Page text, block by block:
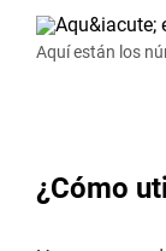
Aquí están los
¿Cómo